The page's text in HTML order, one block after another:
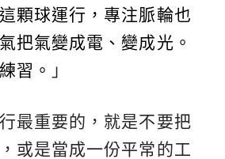
顆球運行，專注脈輪也
把氣變成電、變成光。
習。 」
最重要的，就是不要把
或是當成一份平常的工